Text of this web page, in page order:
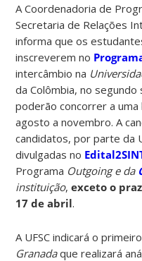
A Coordenadoria de
Secretaria de Relações
informa que os
inscreverem no
intercâmbio na
da Colômbia, no
poderão concorrer a
agosto a novembro. A
candidatos, por parte da
divulgadas no
Programa Outgoing e da
instituição,exceto o
17 de abril.
A UFSC indicará o
Granadaque realizará